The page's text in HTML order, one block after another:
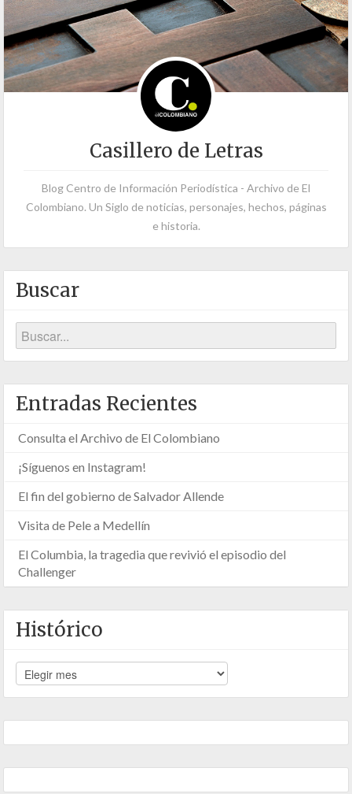
Casillero de Letras
Blog Centro de Información Periodística - Archivo de El
Colombiano. Un Siglo de noticias, personajes, hechos, páginas
e historia.
Buscar
Entradas Recientes
Consulta el Archivo de El Colombiano
¡Síguenos en Instagram!
El fin del gobierno de Salvador Allende
Visita de Pele a Medellín
El Columbia, la tragedia que revivió el episodio del
Challenger
Histórico